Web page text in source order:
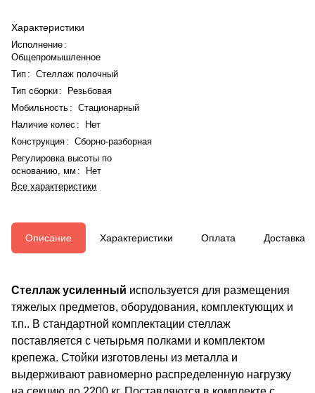
Характеристики
Исполнение :
Общепромышленное
Тип : Стеллаж полочный
Тип сборки:
Резьбовая
Мобильность : Стационарный
Наличие колес :
Нет
Конструкция : Сборно-разборная
Регулировка высоты по
основанию, мм :
Нет
Все характеристики
Описание Характеристики Оплата Доставка
Стеллаж усиленный используется для размещения
тяжелых предметов, оборудования, комплектующих и
т.п.. В стандартной комплектации стеллаж
поставляется с четырьмя полками и комплектом
крепежа. Стойки изготовлены из металла и
выдерживают равномерно распределенную нагрузку